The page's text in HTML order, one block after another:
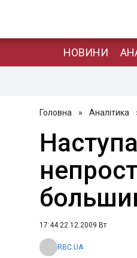
НОВИНИ
Головна » Аналітика
17:44 22.12.2009 Вт
RBC.UA